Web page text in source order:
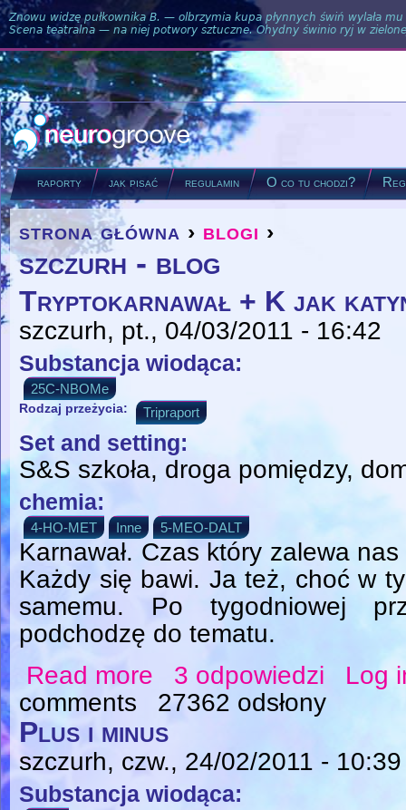
Znowu widzę pułkownika B. — olbrzymia kupa płynnych świń wylała
Scena teatralna — na niej potwory sztuczne. Ohydny świnio ryj w
raporty jak pisać regulamin O co tu chodzi?
you are here
strona główna › blogi ›
szczurh - blog
Tryptokarnawał + K jak
szczurh, pt., 04/03/2011 - 16:42
Substancja wiodąca:
25C-NBOMe
Rodzaj przeżycia: Tripraport
Set and setting:
S&S szkoła, droga pomiędzy,
chemia:
4-HO-MET Inne 5-MEO-DALT
Karnawał. Czas który zalewa
Każdy się bawi. Ja też, choć w
samemu. Po tygodniowej
podchodzę do tematu.
Read more about Tryptokarnawał + K jak katynon
3 odpowiedzi
Log
comments
27362 odsłony
Plus i minus
szczurh, czw., 24/02/2011 - 10:39
Substancja wiodąca: